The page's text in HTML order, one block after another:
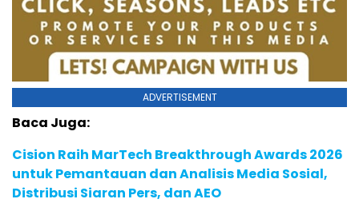
ADVERTISEMENT
Baca Juga:
Cision Raih MarTech Breakthrough Awards 2026
untuk Pemantauan dan Analisis Media Sosial,
Distribusi Siaran Pers, dan AEO